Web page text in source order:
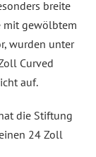
breite
mit gewölbtem
wurden unter
Curved
auf.
die Stiftung
24 Zoll